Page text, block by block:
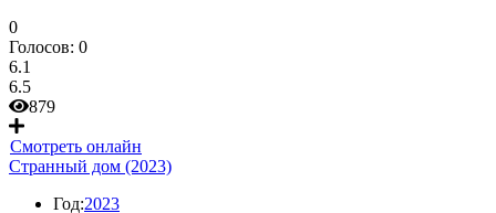
0
Голосов: 0
6.1
6.5
879
Смотреть онлайн
Странный дом (2023)
Год:2023